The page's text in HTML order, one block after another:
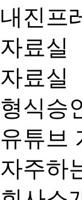
내진프
자료실
자료실
형식승
유튜브
자주하